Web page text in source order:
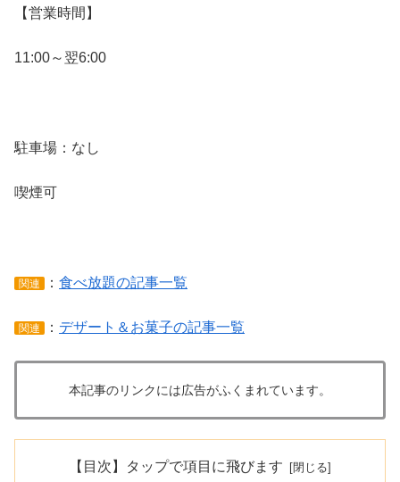
【営業時間】
11:00～翌6:00
駐車場：なし
喫煙可
関連 ： 食べ放題の記事一覧
関連 ： デザート＆お菓子の記事一覧
本記事のリンクには広告がふくまれています。
【目次】タップで項目に飛びます